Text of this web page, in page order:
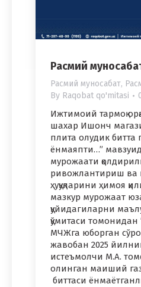
Расмий
Расмий муносабат,
By Raqobat qo'mitasi
Ижтимоий тармоқ
шахар Ишонч
плита олудик битта
ёнмаяпти…”
мурожаати
ривожлантириш ва
ҳуқуқларини ҳимоя
мазкур мурожаат
қуйидагиларни
қўмитаси томонидан
МЧЖга юборган
жавобан 2025
истеъмолчи М.А.
олинган маиший
биттаси